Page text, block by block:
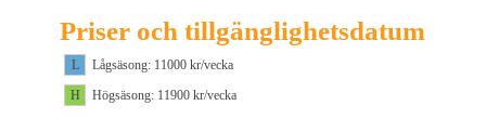
Priser och tillgänglighetsdatum
L
Lågsäsong: 11000 kr/vecka
H
Högsäsong: 11900 kr/vecka